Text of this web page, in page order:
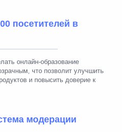
посетителей в
онлайн-образование
что позволит улучшить
и повысить доверие к
модерации